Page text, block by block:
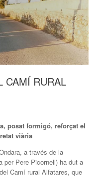
CAMÍ RURAL
posat formigó, reforçat el
viària
a través de la
per Pere Picornell) ha dut a
Camí rural Alfatares, que